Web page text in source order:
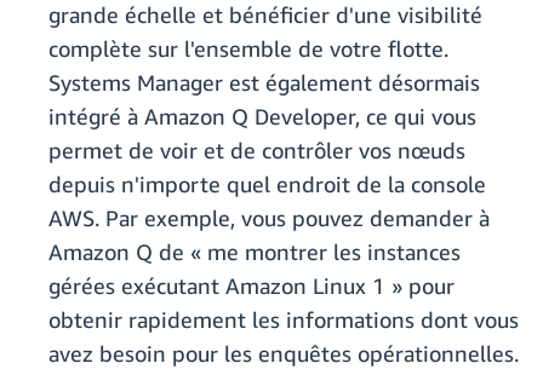
grande échelle et bénéficier d'une visibilité
complète sur l'ensemble de votre flotte.
Systems Manager est également désormais
intégré à Amazon Q Developer, ce qui vous
permet de voir et de contrôler vos nœuds
depuis n'importe quel endroit de la console
AWS. Par exemple, vous pouvez demander à
Amazon Q de « me montrer les instances
gérées exécutant Amazon Linux 1 » pour
obtenir rapidement les informations dont vous
avez besoin pour les enquêtes opérationnelles.